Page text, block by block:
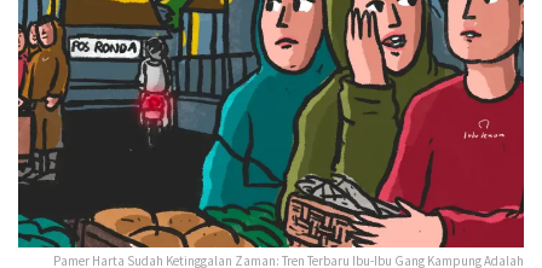
Pamer Harta Sudah Ketinggalan Zaman: Tren Terbaru Ibu-Ibu Gang Kampung Adalah